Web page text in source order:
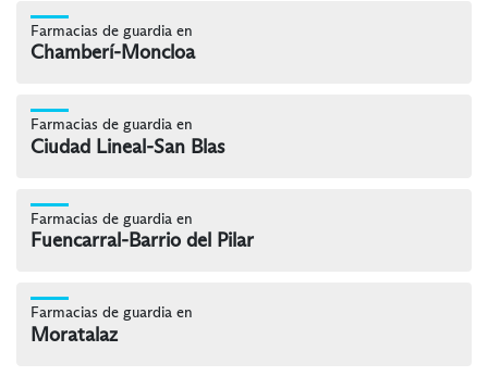
Farmacias de guardia en
Chamberí-Moncloa
Farmacias de guardia en
Ciudad Lineal-San Blas
Farmacias de guardia en
Fuencarral-Barrio del Pilar
Farmacias de guardia en
Moratalaz